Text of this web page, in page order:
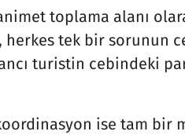
toplama alanı
tek bir sorunun
turistin cebindeki
ise tam bir